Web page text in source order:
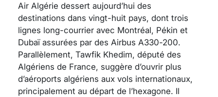
Air Algérie dessert aujourd’hui des
destinations dans vingt-huit pays, dont trois
lignes long-courrier avec Montréal, Pékin et
Dubaï assurées par des Airbus A330-200.
Parallèlement, Tawfik Khedim, député des
Algériens de France, suggère d’ouvrir plus
d’aéroports algériens aux vols internationaux,
principalement au départ de l’hexagone. Il